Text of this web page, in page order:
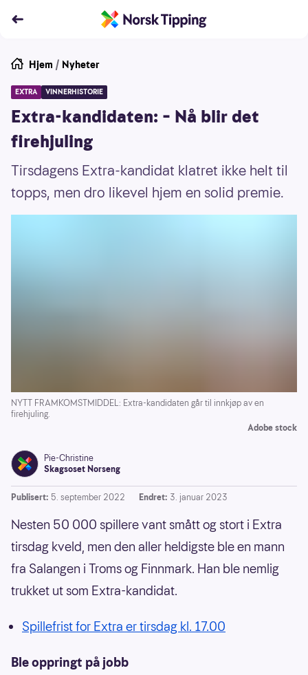
Hjem / Nyheter
EXTRA VINNERHISTORIE
Extra-kandidaten: – Nå blir det
firehjuling
Tirsdagens Extra-kandidat klatret ikke helt til
topps, men dro likevel hjem en solid premie.
NYTT FRAMKOMSTMIDDEL: Extra-kandidaten går til innkjøp av en
firehjuling.
Adobe stock
Pie-Christine
Skagsoset Norseng
Publisert: 5. september 2022 Endret: 3. januar 2023
Nesten 50 000 spillere vant smått og stort i Extra
tirsdag kveld, men den aller heldigste ble en mann
fra Salangen i Troms og Finnmark. Han ble nemlig
trukket ut som Extra-kandidat.
Spillefrist for Extra er tirsdag kl. 17.00
Ble oppringt på jobb